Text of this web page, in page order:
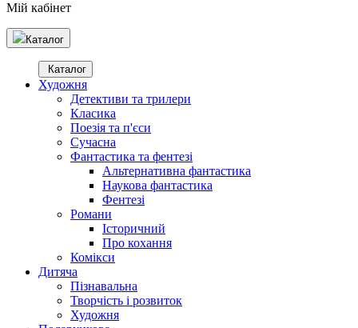
Мій кабінет
Каталог
Каталог
Художня
Детективи та трилери
Класика
Поезія та п'єси
Сучасна
Фантастика та фентезі
Альтернативна фантастика
Наукова фантастика
Фентезі
Романи
Історичний
Про кохання
Комікси
Дитяча
Пізнавальна
Творчість і розвиток
Художня